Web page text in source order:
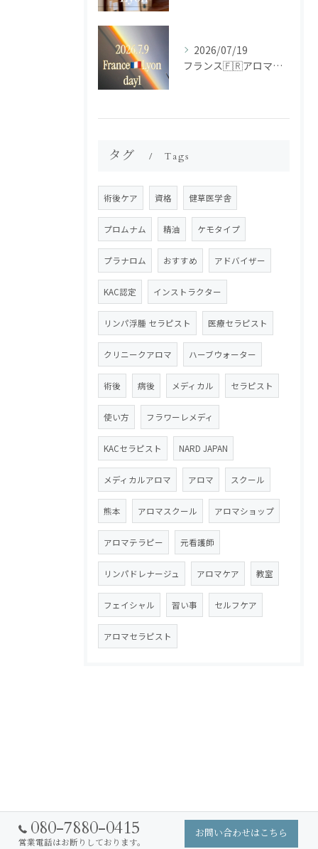
2026/07/19
フランス🇫🇷アロマ研修ツアー𝗱𝗮𝘆𝟭
タグ Tags
術後ケア 資格 健草医学舎
プロムナム 精油 ケモタイプ
プラナロム おすすめ アドバイザー
KAC認定 インストラクター
リンパ浮腫 セラピスト 医療セラピスト
クリニークアロマ ハーブウォーター
術後 病後 メディカル セラピスト
使い方 フラワーレメディ
KACセラピスト NARD JAPAN
メディカルアロマ アロマ スクール
熊本 アロマスクール アロマショップ
アロマテラピー 元看護師
リンパドレナージュ アロマケア 教室
フェイシャル 習い事 セルフケア
アロマセラピスト
080-7880-0415
営業電話はお断りしております。
お問い合わせはこちら